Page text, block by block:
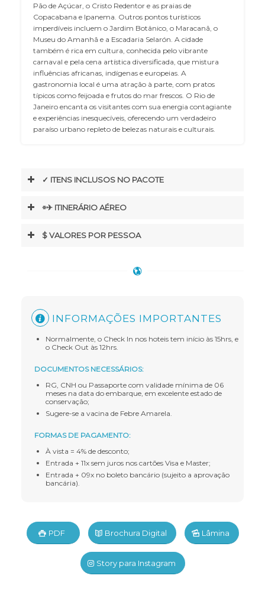
Pão de Açúcar, o Cristo Redentor e as praias de
Copacabana e Ipanema. Outros pontos turísticos
imperdíveis incluem o Jardim Botânico, o Maracanã, o
Museu do Amanhã e a Escadaria Selarón. A cidade
também é rica em cultura, conhecida pelo vibrante
carnaval e pela cena artística diversificada, que mistura
influências africanas, indígenas e europeias. A
gastronomia local é uma atração à parte, com pratos
típicos como feijoada e frutos do mar frescos. O Rio de
Janeiro encanta os visitantes com sua energia contagiante
e experiências inesquecíveis, oferecendo um verdadeiro
paraíso urbano repleto de belezas naturais e culturais.
✓ ITENS INCLUSOS NO PACOTE
⌯✈︎ ITINERÁRIO AÉREO
$ VALORES POR PESSOA
INFORMAÇÕES IMPORTANTES
Normalmente, o Check In nos hoteis tem início às 15hrs, e
o Check Out às 12hrs.
DOCUMENTOS NECESSÁRIOS:
RG, CNH ou Passaporte com validade mínima de 06
meses na data do embarque, em excelente estado de
conservação;
Sugere-se a vacina de Febre Amarela.
FORMAS DE PAGAMENTO:
À vista = 4% de desconto;
Entrada + 11x sem juros nos cartões Visa e Master;
Entrada + 09x no boleto bancário (sujeito a aprovação
bancária).
PDF Brochura Digital Lâmina
Story para Instagram